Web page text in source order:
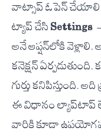
వాట్సాప్ ఓపెన్ చేయాలి.
ట్యాప్ చేసి Settings
అనే ఆప్షన్‌లోకి వెళ్లాలి.
కనెక్షన్
గుర్తు కనిపిస్తుంది.
ఈ విధానం ల్యాప్‌టాప్
వారికి కూడా